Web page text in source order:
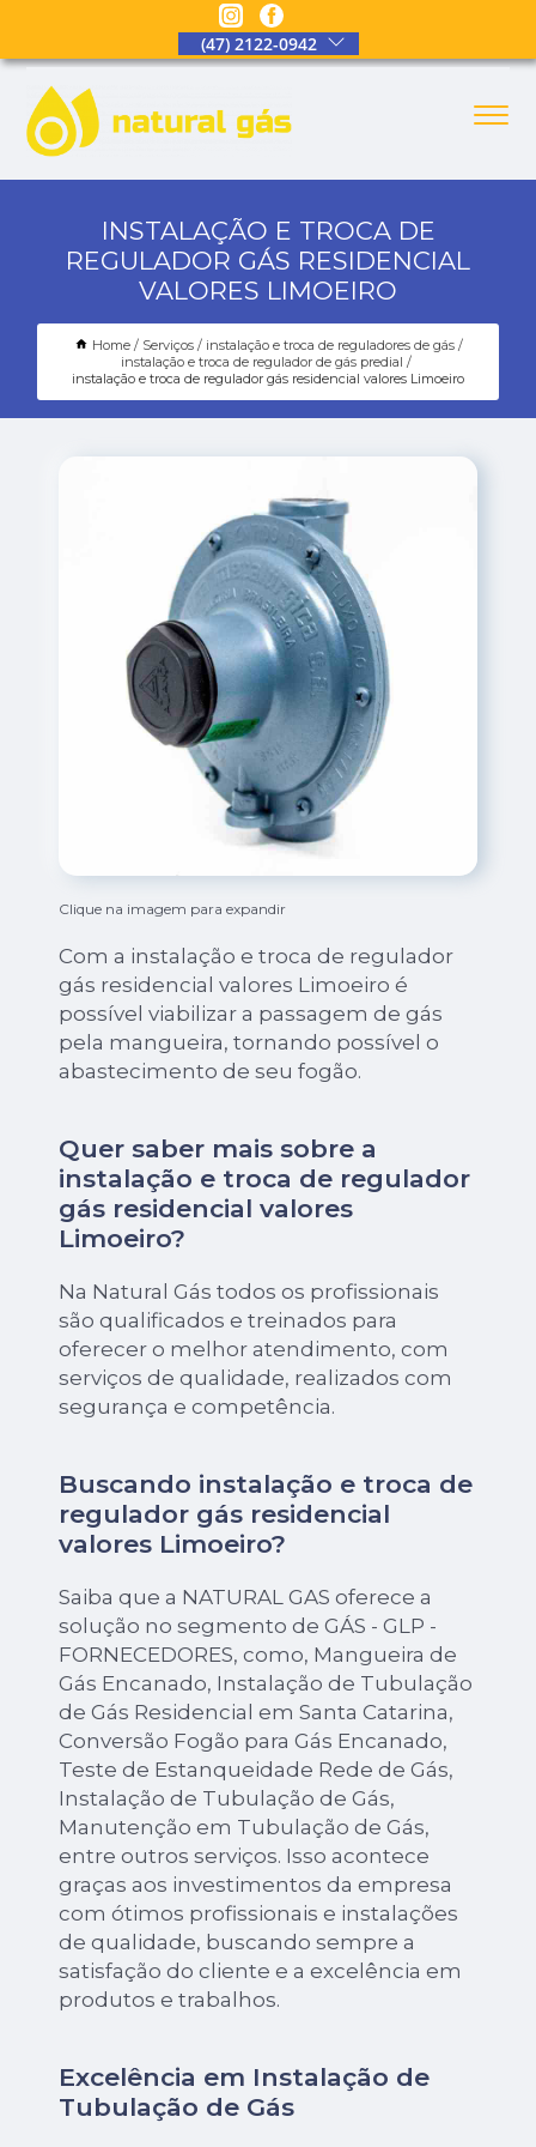
(47) 2122-0942
INSTALAÇÃO E TROCA DE
REGULADOR GÁS RESIDENCIAL
VALORES LIMOEIRO
Home Serviços
instalação e troca de reguladores de gás
instalação e troca de regulador de gás predial
instalação e troca de regulador gás residencial valores Limoeiro
Clique na imagem para expandir
Com a instalação e troca de regulador
gás residencial valores Limoeiro é
possível viabilizar a passagem de gás
pela mangueira, tornando possível o
abastecimento de seu fogão.
Quer saber mais sobre a
instalação e troca de regulador
gás residencial valores
Limoeiro?
Na Natural Gás todos os profissionais
são qualificados e treinados para
oferecer o melhor atendimento, com
serviços de qualidade, realizados com
segurança e competência.
Buscando instalação e troca de
regulador gás residencial
valores Limoeiro?
Saiba que a NATURAL GAS oferece a
solução no segmento de GÁS - GLP -
FORNECEDORES, como, Mangueira de
Gás Encanado, Instalação de Tubulação
de Gás Residencial em Santa Catarina,
Conversão Fogão para Gás Encanado,
Teste de Estanqueidade Rede de Gás,
Instalação de Tubulação de Gás,
Manutenção em Tubulação de Gás,
entre outros serviços. Isso acontece
graças aos investimentos da empresa
com ótimos profissionais e instalações
de qualidade, buscando sempre a
satisfação do cliente e a excelência em
produtos e trabalhos.
Excelência em Instalação de
Tubulação de Gás